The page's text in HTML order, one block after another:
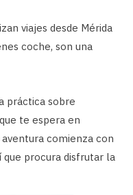
viajes desde Mérida
coche, son una
práctica sobre
te espera en
comienza con
procura disfrutar la